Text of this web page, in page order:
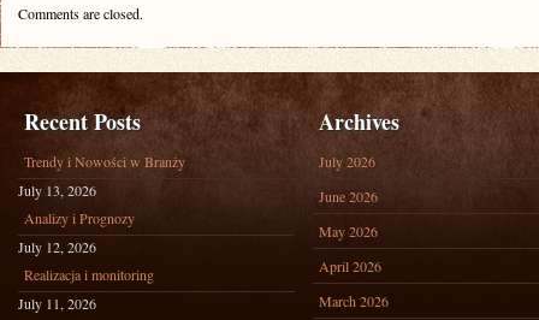
Comments are closed.
Recent Posts
Trendy i Nowości w Branży
July 13, 2026
Analizy i Prognozy
July 12, 2026
Realizacja i monitoring
July 11, 2026
Archives
July 2026
June 2026
May 2026
April 2026
March 2026